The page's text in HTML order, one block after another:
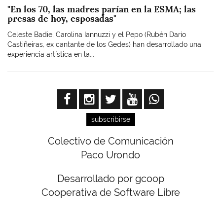
"En los 70, las madres parían en la ESMA; las
presas de hoy, esposadas"
Celeste Badie, Carolina Iannuzzi y el Pepo (Rubén Darío
Castiñeiras, ex cantante de los Gedes) han desarrollado una
experiencia artística en la...
subscribirse
Colectivo de Comunicación
Paco Urondo
Desarrollado por gcoop
Cooperativa de Software Libre